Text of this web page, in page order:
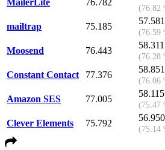
MailerLite 76.782
(76.82
mailtrap 75.185
57.581
(76.59
Moosend 76.443
58.311
(76.28
Constant Contact 77.376
58.851
(76.06
Amazon SES 77.005
58.115
(75.47
Clever Elements 75.792
56.950
(75.14